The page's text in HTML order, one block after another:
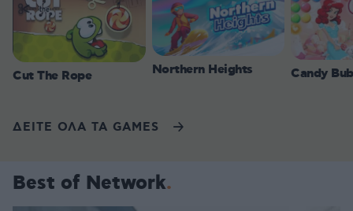
Cut The Rope Northern Heights Candy
ΔΕΙΤΕ ΟΛΑ ΤΑ GAMES
Best of Network